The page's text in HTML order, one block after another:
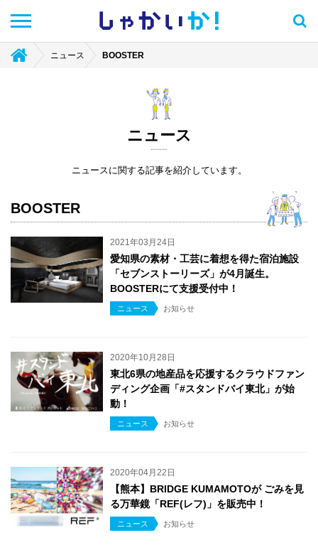
しゃかい か！
ニュース BOOSTER
ニュース
ニュースに関する記事を紹介しています。
BOOSTER
2021年03月24日
愛知県の素材・工芸に着想を得た宿泊施設
「セブンストーリーズ」が4月誕生。
BOOSTERにて支援受付中！
ニュース お知らせ
2020年10月28日
東北6県の地産品を応援するクラウドファン
ディング企画「#スタンドバイ東北」が始
動！
ニュース お知らせ
2020年04月22日
【熊本】BRIDGE KUMAMOTOが ごみを見
る万華鏡「REF(レフ)」を販売中！
ニュース お知らせ